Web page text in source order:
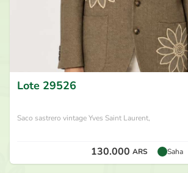
170.000 ARS
Garzuero
hace 27 días
160.000 ARS por
hace 27 días
Lote 29526
Saco sastrero vintage Yves Saint Laurent,
130.000 ARS Saha